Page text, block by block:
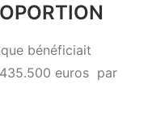
bénéficiait
435.500 euros par